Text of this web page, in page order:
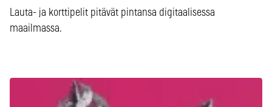
Lauta- ja korttipelit pitävät pintansa digitaalisessa
maailmassa.